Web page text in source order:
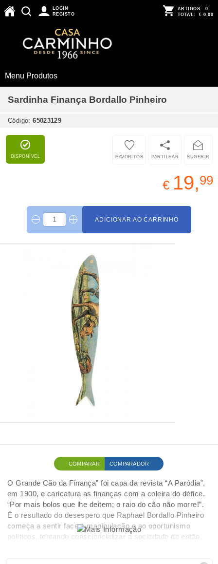
LOGIN
REGISTO
ARTIGOS: 0
TOTAL: € 0,00
Menu Produtos
Sardinha Finança Bordallo Pinheiro
Código:65023129
DISPONÍVEL SUGERIR
PARTILHAR
FAVORITOS
€ 19,99
ADICIONAR AO CARRINHO
COMPARAR COMPARADOR
O Grande Cão da Finança” foi capa da revista “A Paródia”,
em 1900, e caricatura as finanças com a coleira do défice.
“Por mais bolos que lhe deitem; o raio do cão não morre!”.
É o resultado do desespero que Raphael Bordallo Pinheiro
começa a sentir face à manipulação e ao oportunismo
políticos, tentando consciencializar a sociedade de então.